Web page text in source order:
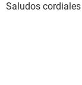
Saludos cordiales